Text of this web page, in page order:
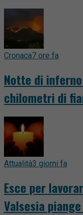
Cronaca7 ore fa
Notte di
chilometri di
Attualità3 giorni fa
Esce per
Valsesia